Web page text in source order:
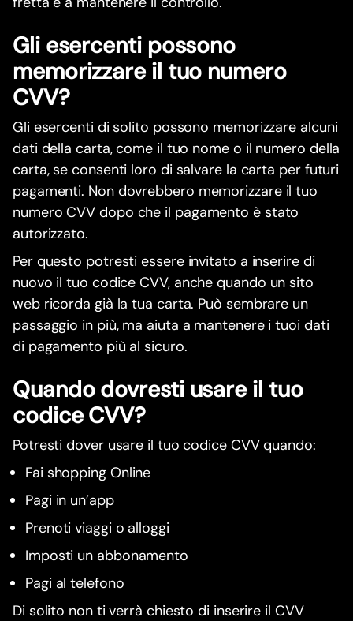
Gli esercenti possono
memorizzare il tuo numero
CVV?
Gli esercenti di solito possono memorizzare alcuni
dati della carta, come il tuo nome o il numero della
carta, se consenti loro di salvare la carta per futuri
pagamenti. Non dovrebbero memorizzare il tuo
numero CVV dopo che il pagamento è stato
autorizzato.
Per questo potresti essere invitato a inserire di
nuovo il tuo codice CVV, anche quando un sito
web ricorda già la tua carta. Può sembrare un
passaggio in più, ma aiuta a mantenere i tuoi dati
di pagamento più al sicuro.
Quando dovresti usare il tuo
codice CVV?
Potresti dover usare il tuo codice CVV quando:
Fai shopping Online
Pagi in un’app
Prenoti viaggi o alloggi
Imposti un abbonamento
Pagi al telefono
Di solito non ti verrà chiesto di inserire il CVV